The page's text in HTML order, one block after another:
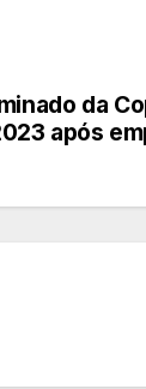
da
após